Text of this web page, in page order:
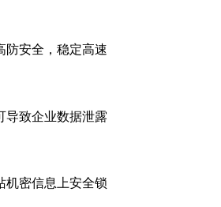
防安全，稳定高速
导致企业数据泄露
机密信息上安全锁